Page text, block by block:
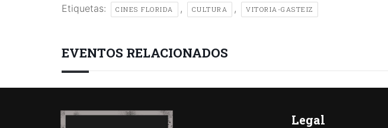
Etiquetas: CINES FLORIDA , CULTURA , VITORIA-GASTEIZ
EVENTOS RELACIONADOS
Legal